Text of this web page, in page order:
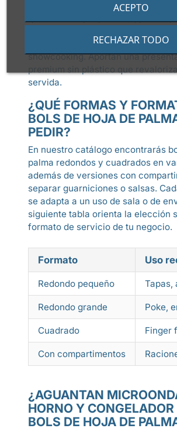
RECHAZAR TODO
ACEPTO
, restaurantes y
food trucks y hoteles en coffee
showcooking. Aportan una
servida.
¿QUÉ FORMAS Y
BOLS DE HOJA DE
PEDIR?
En nuestro catálogo encontrarás
palma redondos y cuadrados en
además de versiones con
separar guarniciones o salsas.
se adapta a un uso de sala o de
siguiente tabla orienta la elección
formato de servicio de tu negocio.
Formato Uso
Redondo pequeño Tapas,
Redondo grande Poke,
Cuadrado Finger
Con compartimentos
¿AGUANTAN
HORNO Y CONGELADOR
BOLS DE HOJA DE